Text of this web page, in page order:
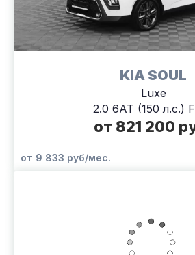
KIA SOUL
Luxe
2.0 6АТ (150 л.с.)
от 821 200
от 9 833 руб/мес.